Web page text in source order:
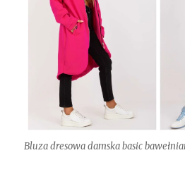
Bluza dresowa damska basic